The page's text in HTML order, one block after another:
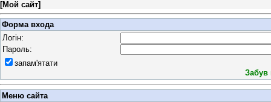
[Мой сайт]
Форма входа
Логін:
Пароль:
запам'ятати
Забув
Меню сайта